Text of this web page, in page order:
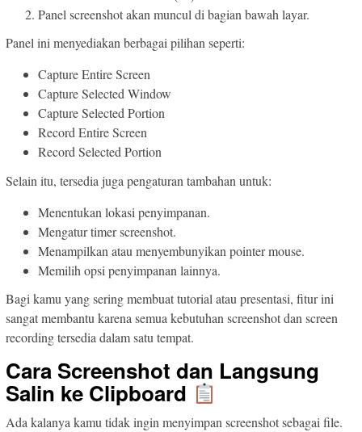
Panel screenshot akan muncul di bagian bawah layar.
Panel ini menyediakan berbagai pilihan seperti:
Capture Entire Screen
Capture Selected Window
Capture Selected Portion
Record Entire Screen
Record Selected Portion
Selain itu, tersedia juga pengaturan tambahan untuk:
Menentukan lokasi penyimpanan.
Mengatur timer screenshot.
Menampilkan atau menyembunyikan pointer mouse.
Memilih opsi penyimpanan lainnya.
Bagi kamu yang sering membuat tutorial atau presentasi, fitur ini
sangat membantu karena semua kebutuhan screenshot dan screen
recording tersedia dalam satu tempat.
Cara Screenshot dan Langsung
Salin ke Clipboard
Ada kalanya kamu tidak ingin menyimpan screenshot sebagai file.